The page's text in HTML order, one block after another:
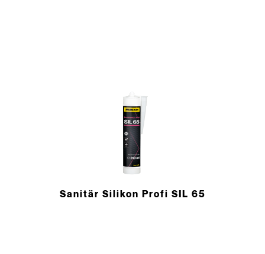
Sanitär Silikon Profi SIL 65